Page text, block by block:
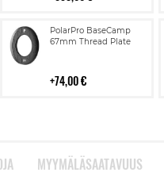
PolarPro BaseCamp
67mm Thread Plate
74,00 €
Lisää
ostoskoriin
MYYMÄLÄSAATAVUUS